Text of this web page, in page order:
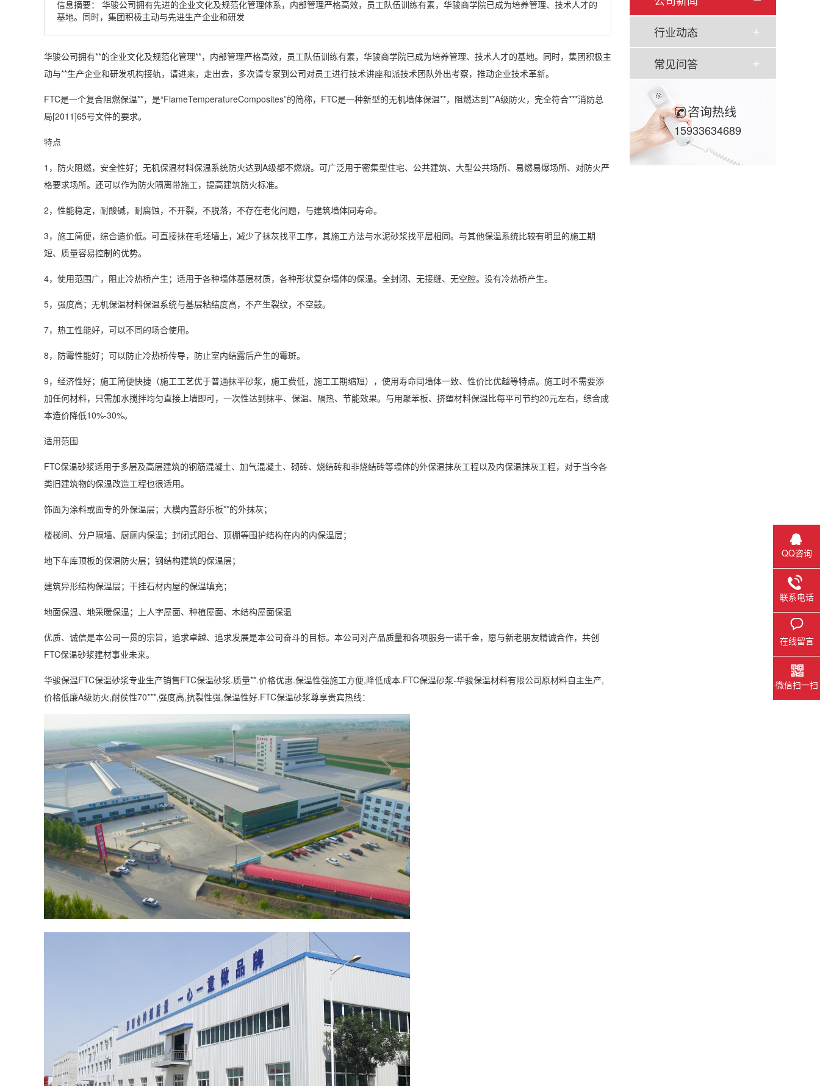
行业动态
常见问答
咨询热线
15933634689
信息摘要： 华骏公司拥有先进的企业文化及规范化管理体系，内部管理严格高效，员工队伍训练有素，华骏商学院已成为培养管理、技术人才的
基地。同时，集团积极主动与先进生产企业和研发
华骏公司拥有**的企业文化及规范化管理**，内部管理严格高效，员工队伍训练有素，华骏商学院已成为培养管理、技术人才的基地。同时，集团积极主
动与**生产企业和研发机构接轨，请进来，走出去，多次请专家到公司对员工进行技术讲座和派技术团队外出考察，推动企业技术革新。
FTC是一个复合阻燃保温**，是“FlameTemperatureComposites”的简称，FTC是一种新型的无机墙体保温**，阻燃达到**A级防火，完全符合***消防总
局[2011]65号文件的要求。
特点
1，防火阻燃，安全性好；无机保温材料保温系统防火达到A级都不燃烧。可广泛用于密集型住宅、公共建筑、大型公共场所、易燃易爆场所、对防火严
格要求场所。还可以作为防火隔离带施工，提高建筑防火标准。
2，性能稳定，耐酸碱，耐腐蚀，不开裂，不脱落，不存在老化问题，与建筑墙体同寿命。
3，施工简便，综合造价低。可直接抹在毛坯墙上，减少了抹灰找平工序，其施工方法与水泥砂浆找平层相同。与其他保温系统比较有明显的施工期
短、质量容易控制的优势。
4，使用范围广，阻止冷热桥产生；适用于各种墙体基层材质，各种形状复杂墙体的保温。全封闭、无接缝、无空腔。没有冷热桥产生。
5，强度高；无机保温材料保温系统与基层粘结度高，不产生裂纹，不空鼓。
7，热工性能好，可以不同的场合使用。
8，防霉性能好；可以防止冷热桥传导，防止室内结露后产生的霉斑。
9，经济性好；施工简便快捷（施工工艺优于普通抹平砂浆，施工费低，施工工期缩短），使用寿命同墙体一致、性价比优越等特点。施工时不需要添
加任何材料，只需加水搅拌均匀直接上墙即可，一次性达到抹平、保温、隔热、节能效果。与用聚苯板、挤塑材料保温比每平可节约20元左右，综合成
本造价降低10%-30%。
适用范围
FTC保温砂浆适用于多层及高层建筑的钢筋混凝土、加气混凝土、砌砖、烧结砖和非烧结砖等墙体的外保温抹灰工程以及内保温抹灰工程，对于当今各
类旧建筑物的保温改造工程也很适用。
饰面为涂料或面专的外保温层；大模内置舒乐板**的外抹灰；
楼梯间、分户隔墙、厨厕内保温；封闭式阳台、顶棚等围护结构在内的内保温层；
地下车库顶板的保温防火层；钢结构建筑的保温层；
建筑异形结构保温层；干挂石材内屋的保温填充；
地面保温、地采暖保温；上人字屋面、种植屋面、木结构屋面保温
优质、诚信是本公司一贯的宗旨，追求卓越、追求发展是本公司奋斗的目标。本公司对产品质量和各项服务一诺千金，愿与新老朋友精诚合作，共创
FTC保温砂浆建材事业未来。
华骏保温FTC保温砂浆专业生产销售FTC保温砂浆.质量**.价格优惠.保温性强施工方便,降低成本.FTC保温砂浆-华骏保温材料有限公司原材料自主生产,
价格低廉A级防火,耐侯性70***,强度高,抗裂性强,保温性好.FTC保温砂浆尊享贵宾热线：
QQ咨询
联系电话
在线留言
微信扫一扫